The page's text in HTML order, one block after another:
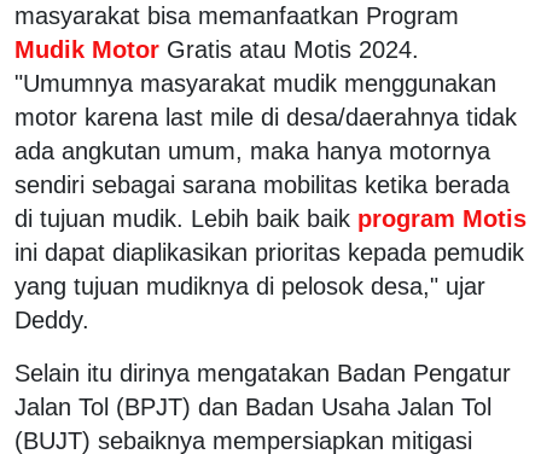
masyarakat bisa memanfaatkan Program
Mudik Motor Gratis atau Motis 2024.
"Umumnya masyarakat mudik menggunakan
motor karena last mile di desa/daerahnya tidak
ada angkutan umum, maka hanya motornya
sendiri sebagai sarana mobilitas ketika berada
di tujuan mudik. Lebih baik baik program Motis
ini dapat diaplikasikan prioritas kepada pemudik
yang tujuan mudiknya di pelosok desa," ujar
Deddy.
Selain itu dirinya mengatakan Badan Pengatur
Jalan Tol (BPJT) dan Badan Usaha Jalan Tol
(BUJT) sebaiknya mempersiapkan mitigasi